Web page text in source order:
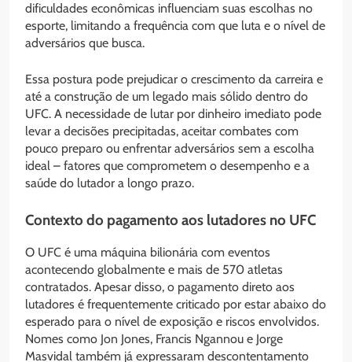
dificuldades econômicas influenciam suas escolhas no
esporte, limitando a frequência com que luta e o nível de
adversários que busca.
Essa postura pode prejudicar o crescimento da carreira e
até a construção de um legado mais sólido dentro do
UFC. A necessidade de lutar por dinheiro imediato pode
levar a decisões precipitadas, aceitar combates com
pouco preparo ou enfrentar adversários sem a escolha
ideal – fatores que comprometem o desempenho e a
saúde do lutador a longo prazo.
Contexto do pagamento aos lutadores no UFC
O UFC é uma máquina bilionária com eventos
acontecendo globalmente e mais de 570 atletas
contratados. Apesar disso, o pagamento direto aos
lutadores é frequentemente criticado por estar abaixo do
esperado para o nível de exposição e riscos envolvidos.
Nomes como Jon Jones, Francis Ngannou e Jorge
Masvidal também já expressaram descontentamento